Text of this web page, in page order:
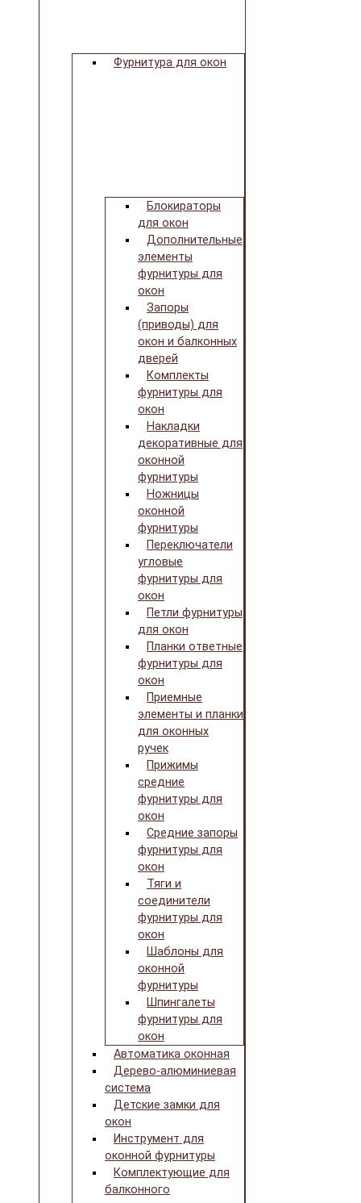
Фурнитура для окон
Блокираторы
для окон
Дополнительные
элементы
фурнитуры для
окон
Запоры
(приводы) для
окон и балконных
дверей
Комплекты
фурнитуры для
окон
Накладки
декоративные для
оконной
фурнитуры
Ножницы
оконной
фурнитуры
Переключатели
угловые
фурнитуры для
окон
Петли фурнитуры
для окон
Планки ответные
фурнитуры для
окон
Приемные
элементы и планки
для оконных
ручек
Прижимы
средние
фурнитуры для
окон
Средние запоры
фурнитуры для
окон
Тяги и
соединители
фурнитуры для
окон
Шаблоны для
оконной
фурнитуры
Шпингалеты
фурнитуры для
окон
Автоматика оконная
Дерево-алюминиевая
система
Детские замки для
окон
Инструмент для
оконной фурнитуры
Комплектующие для
балконного